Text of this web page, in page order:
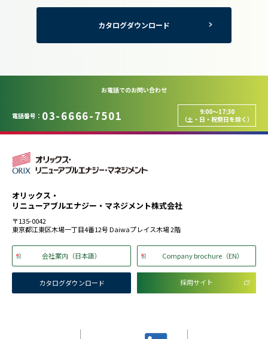
カタログダウンロード
お電話でのお問い合わせ
電話番号： 03-6666-7501
9:00～17:30
（土・日・祝祭日を除く）
オリックス・
リニューアブルエナジー・マネジメント株式会社
〒135-0042
東京都江東区木場一丁目4番12号 Daiwaプレイス木場 2階
会社案内（日本語） Company brochure（EN）
カタログダウンロード 採用サイト